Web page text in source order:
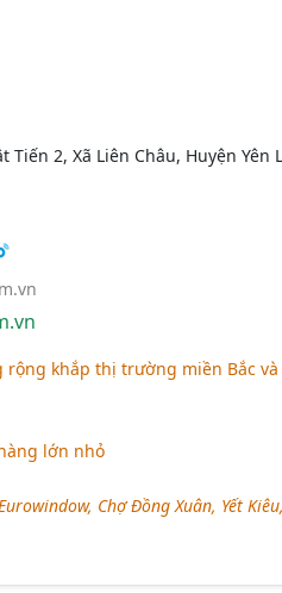
Tiến 2, Xã Liên Châu, Huyện Yên
khắp thị trường miền Bắc và
lớn nhỏ
Chợ Đồng Xuân, Yết